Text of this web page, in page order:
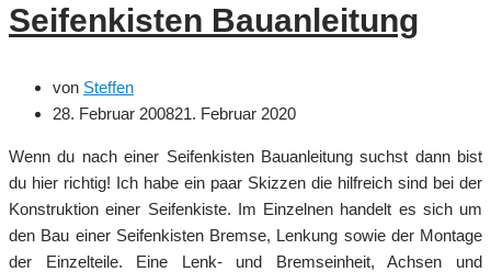
Seifenkisten Bauanleitung
von Steffen
28. Februar 200821. Februar 2020
Wenn du nach einer Seifenkisten Bauanleitung suchst dann bist
du hier richtig! Ich habe ein paar Skizzen die hilfreich sind bei der
Konstruktion einer Seifenkiste. Im Einzelnen handelt es sich um
den Bau einer Seifenkisten Bremse, Lenkung sowie der Montage
der Einzelteile. Eine Lenk- und Bremseinheit, Achsen und